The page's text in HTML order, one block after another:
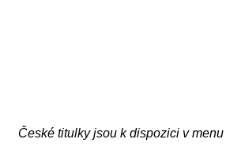
České titulky jsou k dispozici v